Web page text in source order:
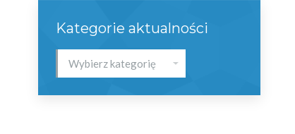
Kategorie aktualności
Kategorie
aktualności